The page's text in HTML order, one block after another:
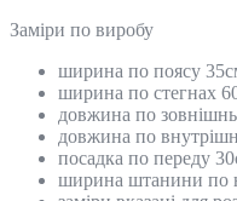
Замiри по виробу
ширина по поясу
ширина по стегнах
довжина по
довжина по
посадка по переду
ширина штанини по